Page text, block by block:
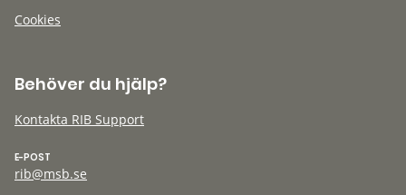
Cookies
Behöver du hjälp?
Kontakta RIB Support
E-POST
rib@msb.se